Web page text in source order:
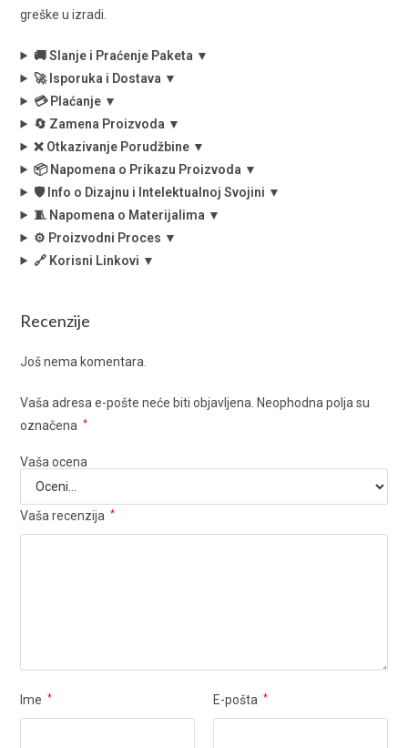
greške u izradi.
🚚 Slanje i Praćenje Paketa ▼
🚀 Isporuka i Dostava ▼
💳 Plaćanje ▼
🔄 Zamena Proizvoda ▼
❌ Otkazivanje Porudžbine ▼
📦 Napomena o Prikazu Proizvoda ▼
🛡️ Info o Dizajnu i Intelektualnoj Svojini ▼
🧵 Napomena o Materijalima ▼
⚙️ Proizvodni Proces ▼
🔗 Korisni Linkovi ▼
Recenzije
Još nema komentara.
Vaša adresa e-pošte neće biti objavljena. Neophodna polja su
označena
*
Vaša ocena
Vaša recenzija *
Ime * E-pošta *